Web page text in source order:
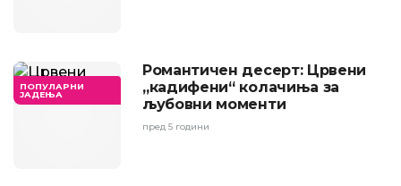
ПОПУЛАРНИ
ЈАДЕЊА
Романтичен десерт: Црвени
„кадифени“ колачиња за
љубовни моменти
пред 5 години